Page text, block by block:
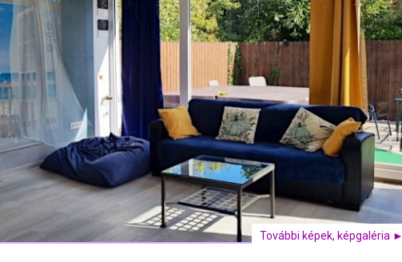
További képek, képgaléria ►